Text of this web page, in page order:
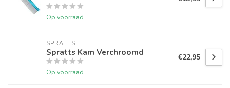
Op voorraad
SPRATTS
Spratts Kam Verchroomd
Op voorraad
€22,95